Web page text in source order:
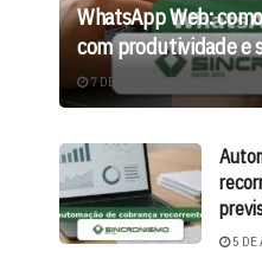
WhatsApp Web:
com produtividade e
7 DE AGOSTO DE 2026
5 DE